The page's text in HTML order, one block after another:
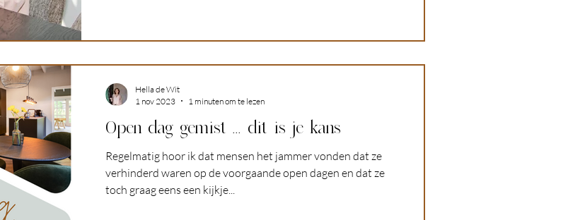
Open dag gemist ... dit is je kans
Regelmatig hoor ik dat mensen het jammer vonden dat ze
verhinderd waren op de voorgaande open dagen en dat ze
toch graag eens een kijkje...
Hella de Wit
1 nov 2023
1 minuten om te lezen